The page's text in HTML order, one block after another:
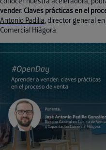
vender. Claves prácticas en el
Antonio Padilla, director general
Comercial Hiágora.